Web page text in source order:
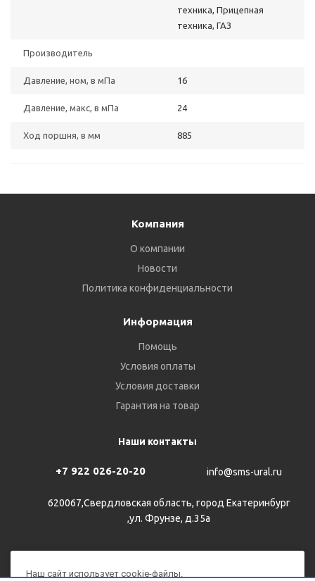
техника, Прицепная
техника, ГАЗ
Производитель
Давление, ном, в мПа 16
Давление, макс, в мПа 24
Ход поршня, в мм 885
Компания
О компании
Новости
Политика конфиденциальности
Информация
Помощь
Условия оплаты
Условия доставки
Гарантия на товар
Наши контакты
+7 922 026-20-20 info@sms-ural.ru
620067,Свердловская область, город Екатеринбург
,ул. Фрунзе, д.35а
Наш сайт использует cookie-файлы.